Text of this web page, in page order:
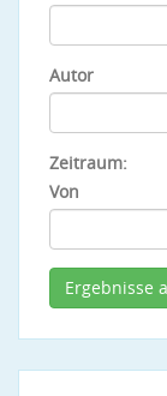
Autor
Zeitraum:
Von